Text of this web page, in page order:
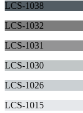
LCS-1038
LCS-1032
LCS-1031
LCS-1030
LCS-1026
LCS-1015